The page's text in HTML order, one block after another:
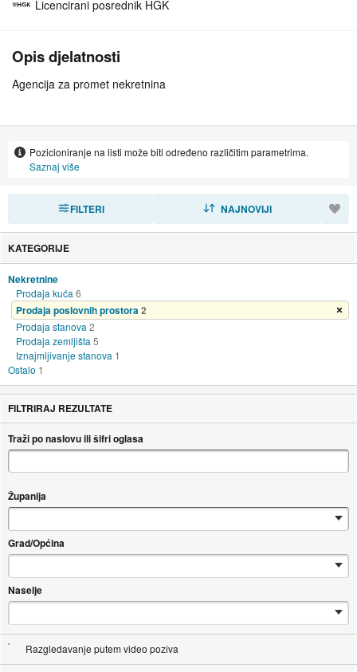
Licencirani posrednik HGK
Opis djelatnosti
Agencija za promet nekretnina
Pozicioniranje na listi može biti određeno različitim parametrima.
Saznaj više
FILTERI NAJNOVIJI
KATEGORIJE
Nekretnine
Prodaja kuća 6
Prodaja poslovnih prostora2
Prodaja stanova 2
Prodaja zemljišta 5
Iznajmljivanje stanova 1
Ostalo 1
FILTRIRAJ REZULTATE
Traži po naslovu ili šifri oglasa
Županija
Grad/Općina
Naselje
Razgledavanje putem video poziva